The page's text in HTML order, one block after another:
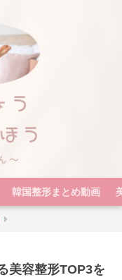
韓国整形まとめ動画
美容整形TOP3を